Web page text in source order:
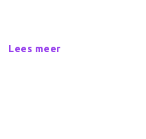
Lees meer